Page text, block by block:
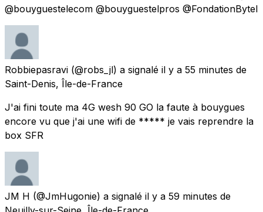
@bouyguestelecom @bouyguestelpros @FondationBytel
Robbiepasravi (@robs_jl) a signalé il y a 55 minutes de
Saint-Denis, Île-de-France
J'ai fini toute ma 4G wesh 90 GO la faute à bouygues
encore vu que j'ai une wifi de ***** je vais reprendre la
box SFR
JM H (@JmHugonie) a signalé il y a 59 minutes de